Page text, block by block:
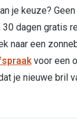
je keuze?
dagen gratis
naar een
voor een
je nieuwe bril